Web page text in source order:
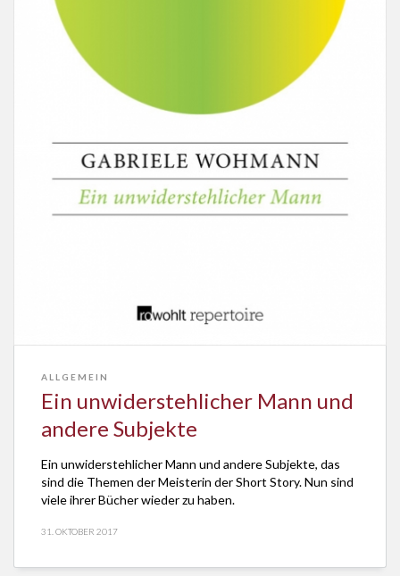
ALLGEMEIN
Ein unwiderstehlicher Mann und
andere Subjekte
Ein unwiderstehlicher Mann und andere Subjekte, das
sind die Themen der Meisterin der Short Story. Nun sind
viele ihrer Bücher wieder zu haben.
31. OKTOBER 2017